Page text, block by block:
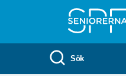
Sök